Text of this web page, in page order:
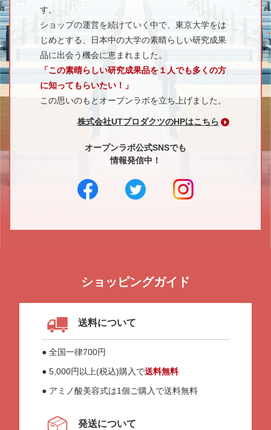
す。
ショップの運営を続けていく中で、東京大学をは
じめとする、日本中の大学の素晴らしい研究成果
品に出会う機会に恵まれました。
「この素晴らしい研究成果品を１人でも多くの方
に知ってもらいたい！」
この思いのもとオープンラボを立ち上げました。
株式会社UTプロダクツのHPはこちら
オープンラボ公式SNSでも
情報発信中！
ショッピングガイド
送料について
● 全国一律700円
● 5,000円以上(税込)購入で送料無料
● アミノ酸美容式は1個ご購入で送料無料
発送について